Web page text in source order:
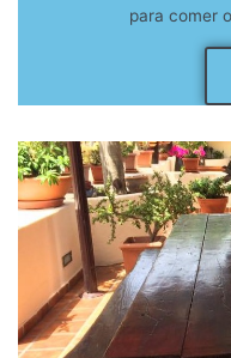
para comer